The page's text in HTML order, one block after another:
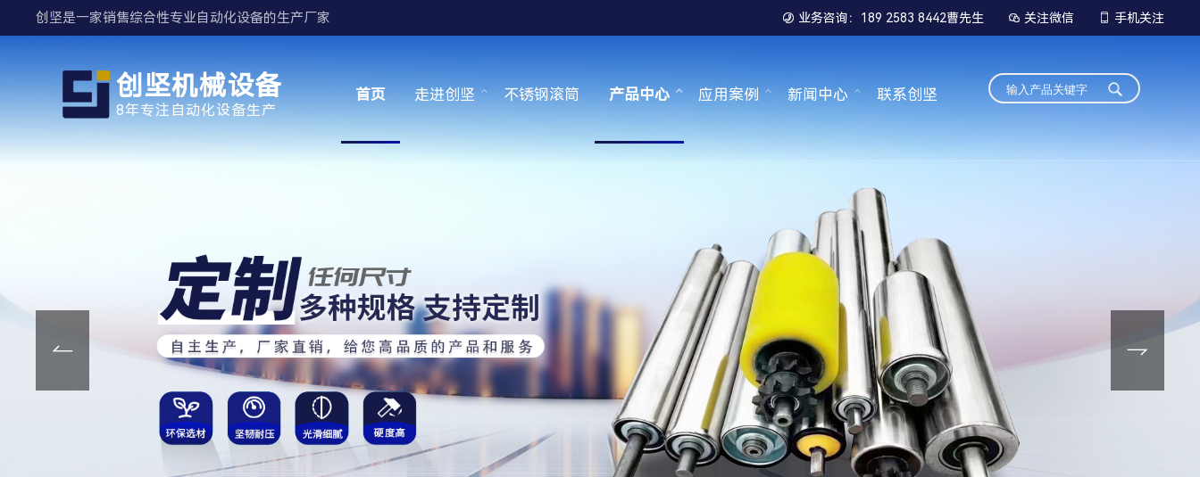
创坚是一家销售综合性专业自动化设备的生产厂家  业务咨询：189 2583 8442曹先生  关注微信  手机关注
创坚机械设备
8年专注自动化设备生产
首页 走进创坚 不锈钢滚筒 产品中心 应用案例 新闻中心 联系创坚
 